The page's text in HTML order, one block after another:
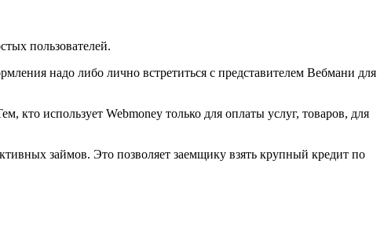
пользователей.
надо либо лично встретиться с представителем Вебмани для
кто использует Webmoney только для оплаты услуг, товаров, для
займов. Это позволяет заемщику взять крупный кредит по